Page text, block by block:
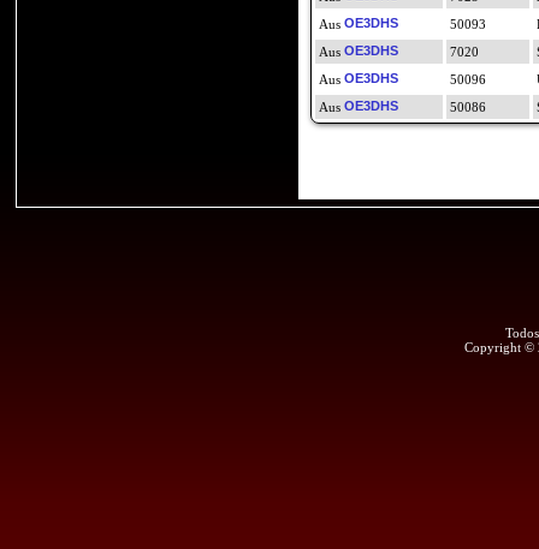
OE3DHS
50093
OE3DHS
7020
OE3DHS
50096
OE3DHS
50086
Copyright ©